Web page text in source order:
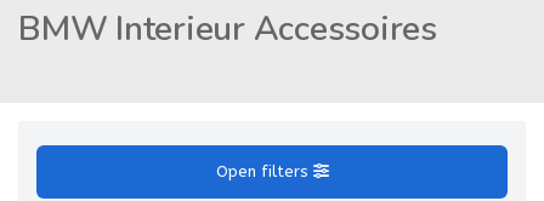
BMW Interieur Accessoires
Open filters